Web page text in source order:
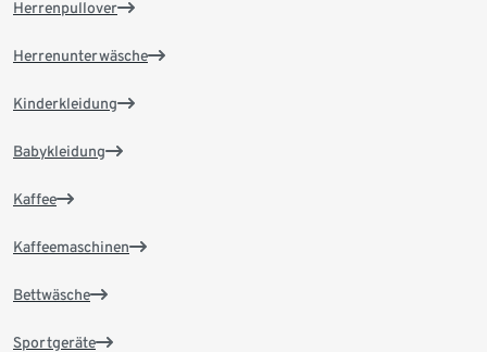
Herrenpullover
Herrenunterwäsche
Kinderkleidung
Babykleidung
Kaffee
Kaffeemaschinen
Bettwäsche
Sportgeräte